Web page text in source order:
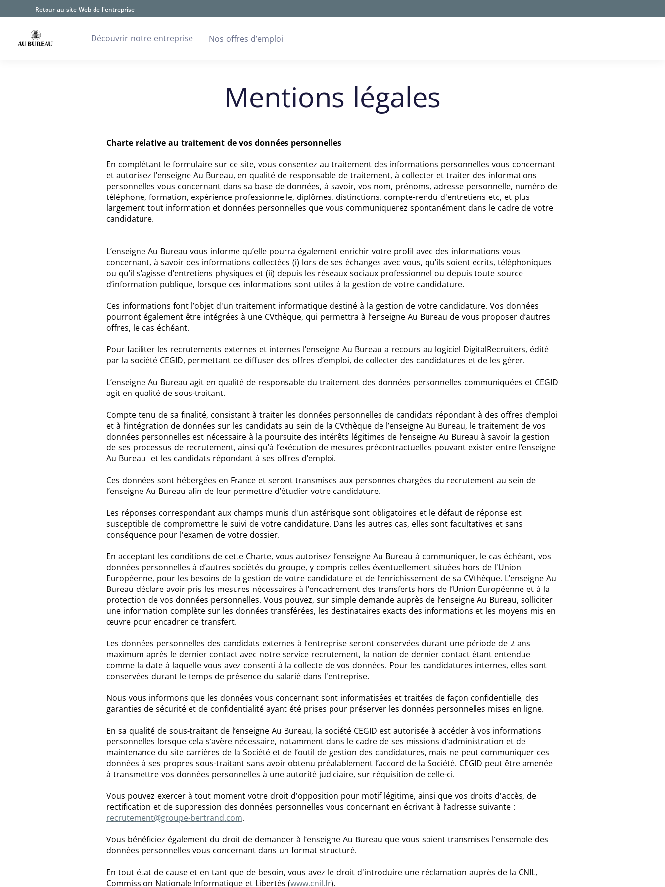
Retour au site Web de l'entreprise
Découvrir notre entreprise Nos offres d’emploi
Mentions légales
Charte relative au traitement de vos données personnelles
En complétant le formulaire sur ce site, vous consentez au traitement des informations personnelles vous concernant
et autorisez l’enseigne Au Bureau, en qualité de responsable de traitement, à collecter et traiter des informations
personnelles vous concernant dans sa base de données, à savoir, vos nom, prénoms, adresse personnelle, numéro de
téléphone, formation, expérience professionnelle, diplômes, distinctions, compte-rendu d'entretiens etc, et plus
largement tout information et données personnelles que vous communiquerez spontanément dans le cadre de votre
candidature.
L’enseigne Au Bureau vous informe qu’elle pourra également enrichir votre profil avec des informations vous
concernant, à savoir des informations collectées (i) lors de ses échanges avec vous, qu’ils soient écrits, téléphoniques
ou qu’il s’agisse d’entretiens physiques et (ii) depuis les réseaux sociaux professionnel ou depuis toute source
d’information publique, lorsque ces informations sont utiles à la gestion de votre candidature.
Ces informations font l’objet d'un traitement informatique destiné à la gestion de votre candidature. Vos données
pourront également être intégrées à une CVthèque, qui permettra à l’enseigne Au Bureau de vous proposer d’autres
offres, le cas échéant.
Pour faciliter les recrutements externes et internes l’enseigne Au Bureau a recours au logiciel DigitalRecruiters, édité
par la société CEGID, permettant de diffuser des offres d’emploi, de collecter des candidatures et de les gérer.
L’enseigne Au Bureau agit en qualité de responsable du traitement des données personnelles communiquées et CEGID
agit en qualité de sous-traitant.
Compte tenu de sa finalité, consistant à traiter les données personnelles de candidats répondant à des offres d’emploi
et à l’intégration de données sur les candidats au sein de la CVthèque de l’enseigne Au Bureau, le traitement de vos
données personnelles est nécessaire à la poursuite des intérêts légitimes de l’enseigne Au Bureau à savoir la gestion
de ses processus de recrutement, ainsi qu’à l’exécution de mesures précontractuelles pouvant exister entre l’enseigne
Au Bureau et les candidats répondant à ses offres d’emploi.
Ces données sont hébergées en France et seront transmises aux personnes chargées du recrutement au sein de
l’enseigne Au Bureau afin de leur permettre d’étudier votre candidature.
Les réponses correspondant aux champs munis d'un astérisque sont obligatoires et le défaut de réponse est
susceptible de compromettre le suivi de votre candidature. Dans les autres cas, elles sont facultatives et sans
conséquence pour l'examen de votre dossier.
En acceptant les conditions de cette Charte, vous autorisez l’enseigne Au Bureau à communiquer, le cas échéant, vos
données personnelles à d’autres sociétés du groupe, y compris celles éventuellement situées hors de l'Union
Européenne, pour les besoins de la gestion de votre candidature et de l’enrichissement de sa CVthèque. L’enseigne Au
Bureau déclare avoir pris les mesures nécessaires à l’encadrement des transferts hors de l’Union Européenne et à la
protection de vos données personnelles. Vous pouvez, sur simple demande auprès de l’enseigne Au Bureau, solliciter
une information complète sur les données transférées, les destinataires exacts des informations et les moyens mis en
œuvre pour encadrer ce transfert.
Les données personnelles des candidats externes à l’entreprise seront conservées durant une période de 2 ans
maximum après le dernier contact avec notre service recrutement, la notion de dernier contact étant entendue
comme la date à laquelle vous avez consenti à la collecte de vos données. Pour les candidatures internes, elles sont
conservées durant le temps de présence du salarié dans l'entreprise.
Nous vous informons que les données vous concernant sont informatisées et traitées de façon confidentielle, des
garanties de sécurité et de confidentialité ayant été prises pour préserver les données personnelles mises en ligne.
En sa qualité de sous-traitant de l’enseigne Au Bureau, la société CEGID est autorisée à accéder à vos informations
personnelles lorsque cela s’avère nécessaire, notamment dans le cadre de ses missions d’administration et de
maintenance du site carrières de la Société et de l’outil de gestion des candidatures, mais ne peut communiquer ces
données à ses propres sous-traitant sans avoir obtenu préalablement l’accord de la Société. CEGID peut être amenée
à transmettre vos données personnelles à une autorité judiciaire, sur réquisition de celle-ci.
Vous pouvez exercer à tout moment votre droit d'opposition pour motif légitime, ainsi que vos droits d'accès, de
rectification et de suppression des données personnelles vous concernant en écrivant à l’adresse suivante :
recrutement@groupe-bertrand.com.
Vous bénéficiez également du droit de demander à l’enseigne Au Bureau que vous soient transmises l'ensemble des
données personnelles vous concernant dans un format structuré.
En tout état de cause et en tant que de besoin, vous avez le droit d'introduire une réclamation auprès de la CNIL,
Commission Nationale Informatique et Libertés (www.cnil.fr).